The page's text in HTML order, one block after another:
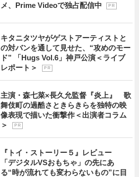
メ、Prime Videoで独占配信中
P R
キタニタツヤがゲストアーティストと
の対バンを通して見せた、“攻めのモー
ド” 「Hugs Vol.6」神戸公演＜ライブ
レポート＞
P R
主演・森七菜×長久允監督『炎上』 歌
舞伎町の過酷さときらきらを独特の映
像表現で描いた衝撃作＜出演者コラム
＞
P R
『トイ・ストーリー５』レビュー
「デジタルVSおもちゃ」の先にあ
る“時が流れても変わらないもの”に目